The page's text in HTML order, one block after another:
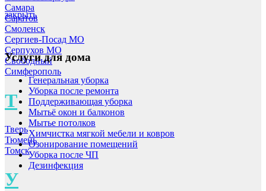
Самара
Саратов
Смоленск
Сергиев-Посад МО
Серпухов МО
Свободный
Симферополь
Т
Тверь
Тюмень
Томск
У
закрыть
Услуги для дома
Генеральная уборка
Уборка после ремонта
Поддерживающая уборка
Мытьё окон и балконов
Мытье потолков
Химчистка мягкой мебели и ковров
Озонирование помещений
Уборка после ЧП
Дезинфекция